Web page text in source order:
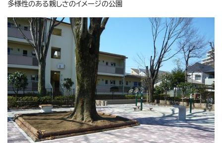
多様性のある親しさのイメージの公園